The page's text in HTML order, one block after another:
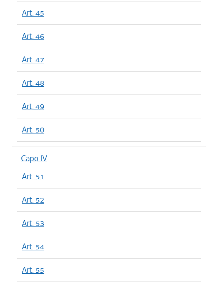
Art. 45
Art. 46
Art. 47
Art. 48
Art. 49
Art. 50
Capo IV
Art. 51
Art. 52
Art. 53
Art. 54
Art. 55